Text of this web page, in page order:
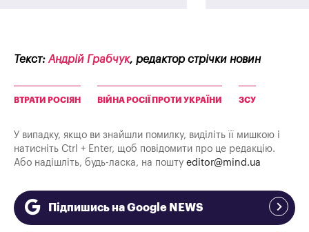
Текст:Андрій Грабчук, редактор стрічки новин
ВТРАТИ РОСІЯН ВІЙНА РОСІЇ ПРОТИ УКРАЇНИ ЗСУ
У випадку, якщо ви знайшли помилку, виділіть її мишкою і
натисніть Ctrl + Enter, щоб повідомити про це редакцію.
Або надішліть, будь-ласка, на пошту editor@mind.ua
Підпишись на Google NEWS